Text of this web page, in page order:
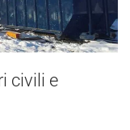
civili e